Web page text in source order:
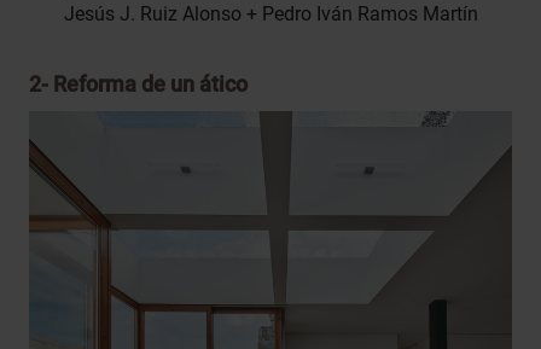
Jesús J. Ruiz Alonso + Pedro Iván Ramos Martín
2- Reforma de un ático